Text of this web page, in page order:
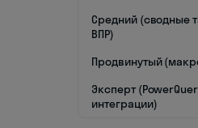
Средний (сводные
ВПР)
Продвинутый
Эксперт
интеграции)